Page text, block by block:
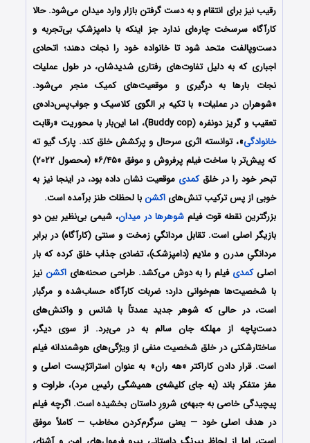
رقیب نیز برای انتقام و به دست گرفتن بازار وارد میدان می‌شود. حالا
کارآگاه سرسخت چاره‌ای ندارد جز اینکه با دامپزشکِ بی‌تجربه و
دست‌وپالفت متحد شود تا خانواده خود را نجات دهند؛ اتحادی
اجباری که به دلیل تفاوت‌های رفتاری شدیدشان، در طول عملیات
نجات بارها به درگیری و موقعیت‌های کمیک منجر می‌شود.
«شوهران در عملیات» با تکیه بر الگوی کلاسیک و جواب‌پس‌داده‌ی
تعقیب و گریز دونفره (Buddy cop)، اما این‌بار با محوریت «رقابت
خانوادگی»، توانسته اثری سرحال و پرکشش خلق کند. پارک گیو ته
که پیش‌تر با ساخت فیلم پرفروش و موفق «۶/۴۵» (محصول ۲۰۲۲)
تبحر خود را در خلقکمدی موقعیت نشان داده بود، در اینجا نیز به
خوبی از پس ترکیب تنش‌هایاکشنبا لحظات طنز برآمده است.
بزرگترین نقطه قوت فیلمشوهرها در میدان، شیمی بی‌نظیر بین دو
بازیگر اصلی است. تقابل مردانگیِ زمخت و سنتی (کارآگاه) در برابر
مردانگیِ مدرن و ملایم (دامپزشک)، تضادی جذاب خلق کرده که بار
اصلیکمدی فیلم را به دوش می‌کشد. طراحی صحنه‌های اکشننیز
با شخصیت‌ها هم‌خوانی دارد؛ ضربات کارآگاه حساب‌شده و مرگبار
است، در حالی که شوهر جدید عمدتاً با شانس و واکنش‌های
دست‌پاچه از مهلکه جان سالم به در می‌برد. از سوی دیگر،
ساختارشکنی در خلق شخصیت منفی از ویژگی‌های هوشمندانه فیلم
است. قرار دادن کاراکتر «هه ران» به عنوان استراتژیست اصلی و
مغز متفکر باند (به جای کلیشه‌ی همیشگی رئیسِ مرد)، طراوت و
پیچیدگی خاصی به جبهه‌ی شرورِ داستان بخشیده است. اگرچه فیلم
در هدف اصلی خود — یعنی سرگرم‌کردن مخاطب — کاملاً موفق